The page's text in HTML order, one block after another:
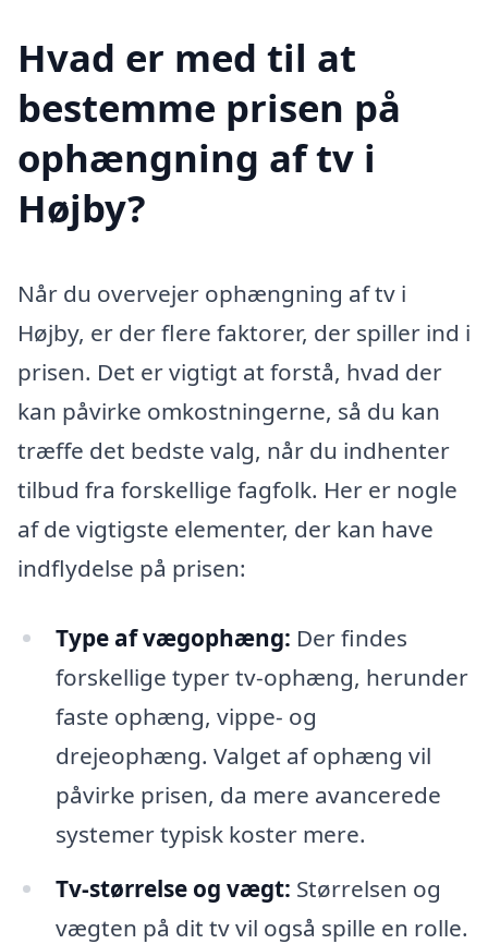
Hvad er med til at
bestemme prisen på
ophængning af tv i
Højby?
Når du overvejer ophængning af tv i
Højby, er der flere faktorer, der spiller ind i
prisen. Det er vigtigt at forstå, hvad der
kan påvirke omkostningerne, så du kan
træffe det bedste valg, når du indhenter
tilbud fra forskellige fagfolk. Her er nogle
af de vigtigste elementer, der kan have
indflydelse på prisen:
Type af vægophæng: Der findes
forskellige typer tv-ophæng, herunder
faste ophæng, vippe- og
drejeophæng. Valget af ophæng vil
påvirke prisen, da mere avancerede
systemer typisk koster mere.
Tv-størrelse og vægt: Størrelsen og
vægten på dit tv vil også spille en rolle.